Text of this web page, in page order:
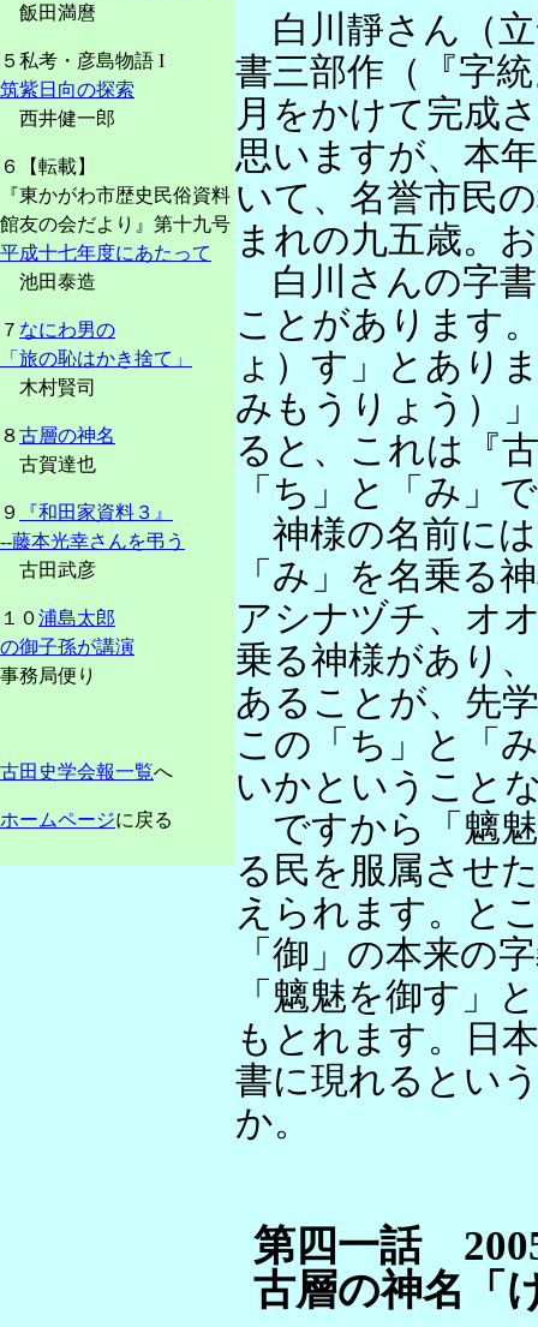
飯田満麿
５私考・彦島物語 I
筑紫日向の探索
西井健一郎
６【転載】
『東かがわ市歴史民俗資料
館友の会だより』第十九号
平成十七年度にあたって
池田泰造
７ なにわ男の
「旅の恥はかき捨て」
木村賢司
８古層の神名
古賀達也
９
『和田家資料３』
--藤本光幸さんを弔う
古田武彦
１０浦島太郎
の御子孫が講演
事務局便り
古田史学会報一覧へ
ホームページに戻る
白川靜さん（立
書三部作（『字
月をかけて完成
思いますが、本
いて、名誉市民
まれの九五歳。
白川さんの字
ことがあります
ょ）す」とあり
みもうりょう）
ると、これは『
「ち」と「み」
神様の名前に
「み」を名乗る
アシナヅチ、オ
乗る神様があり
あることが、先
この「ち」と「
いかということ
ですから「魑
る民を服属させ
えられます。と
「御」の本来の
「魑魅を御す」
もとれます。日
書に現れるとい
か。
第四一話
古層の神名「